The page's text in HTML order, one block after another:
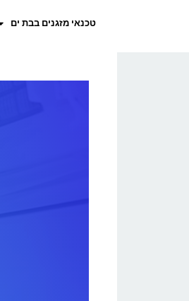
טכנאי מזגנים בבת ים